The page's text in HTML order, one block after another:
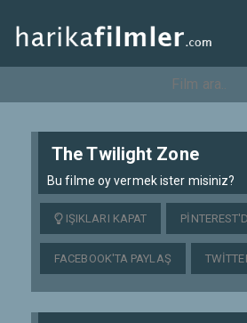
The Twilight Zone
Bu filme oy vermek ister misiniz?
IŞIKLARI KAPAT
FACEBOOK'TA PAYLAŞ